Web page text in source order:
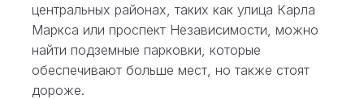
центральных районах, таких как улица Карла
Маркса или проспект Независимости, можно
найти подземные парковки, которые
обеспечивают больше мест, но также стоят
дороже.